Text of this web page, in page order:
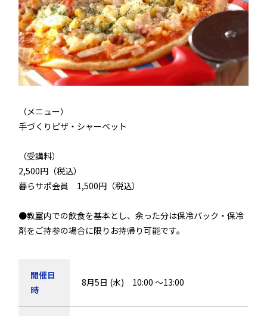
（メニュー）
手づくりピザ・シャーベット
（受講料）
2,500円（税込）
暮らサポ会員 1,500円（税込）
●教室内での飲食を基本とし、余った分は保冷バック・保冷
剤をご持参の場合に限りお持帰り可能です。
開催日
時
8月5日 (水) 10:00 ～13:00